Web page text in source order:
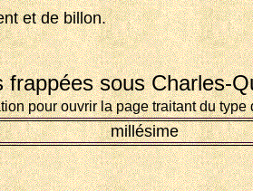
et de billon.
frappées sous Charles-
pour ouvrir la page traitant du type
millésime